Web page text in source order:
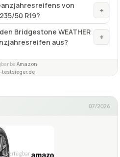
von
50 R19?
+
Bridgestone WEATHER
aus?
+
beiAmazon
testsieger.de
07/2026